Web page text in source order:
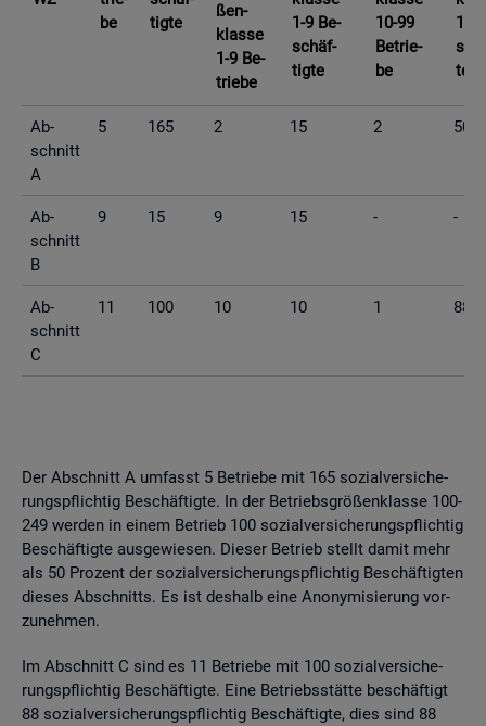
be
tig­te
ßen­
klas­se
1-9 Be­
trie­be
1-9 Be­
schäf­
tig­te
10-99
Be­trie­
be
10-
te
Ab­
schnitt
A
5 165 2 15 2 50
Ab­
schnitt
B
9 15 9 15 - -
Ab­
schnitt
C
11 100 10 10 1 88
Der Ab­schnitt A um­fasst 5 Be­trie­be mit 165 so­zi­al­ver­si­che­
rungs­pflich­tig Be­schäf­tig­te. In der Be­triebs­grö­ßen­klas­se 100-
249 wer­den in einem Be­trieb 100 so­zi­al­ver­si­che­rungs­pflich­tig
Be­schäf­tig­te aus­ge­wie­sen. Die­ser Be­trieb stellt damit mehr
als 50 Pro­zent der so­zi­al­ver­si­che­rungs­pflich­tig Be­schäf­tig­ten
die­ses Ab­schnitts. Es ist des­halb eine An­ony­mi­sie­rung vor­
zu­neh­men.
Im Ab­schnitt C sind es 11 Be­trie­be mit 100 so­zi­al­ver­si­che­
rungs­pflich­tig Be­schäf­tig­te. Eine Be­triebs­stät­te be­schäf­tigt
88 so­zi­al­ver­si­che­rungs­pflich­tig Be­schäf­tig­te, dies sind 88